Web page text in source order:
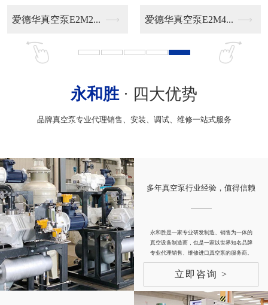
普旭真空泵RA016... 普旭真空泵RA006...
永和胜· 四大优势
品牌真空泵专业代理销售、安装、调试、维修一站式服务
多年真空泵行业经验，值得信赖
永和胜是一家专业研发制造、销售为一体的
真空设备制造商，也是一家以世界知名品牌
专业代理销售、维修进口真空泵的服务商。
立即咨询 >